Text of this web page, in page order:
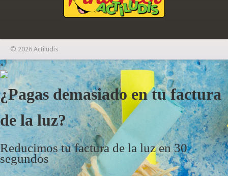
© 2026 Actiludis
×
¿Pagas demasiado en tu factura
de la luz?
Reducimos tu factura de la luz en 30
segundos